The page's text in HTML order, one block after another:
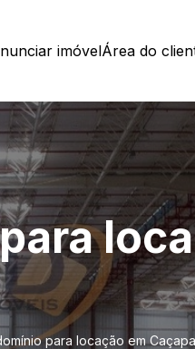
imóvelÁrea do
para locação em